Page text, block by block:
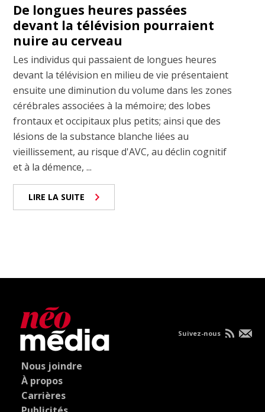
De longues heures passées
devant la télévision pourraient
nuire au cerveau
Les individus qui passaient de longues heures
devant la télévision en milieu de vie présentaient
ensuite une diminution du volume dans les zones
cérébrales associées à la mémoire; des lobes
frontaux et occipitaux plus petits; ainsi que des
lésions de la substance blanche liées au
vieillissement, au risque d'AVC, au déclin cognitif
et à la démence, ...
LIRE LA SUITE
Nous joindre
À propos
Carrières
Suivez-nous